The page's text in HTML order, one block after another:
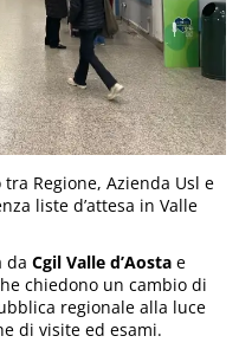
Regione, Azienda Usl e
liste d’attesa in Valle
daCgil Valle d’Aosta e
chiedono un cambio di
regionale alla luce
di visite ed esami.